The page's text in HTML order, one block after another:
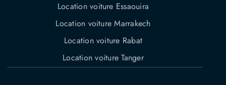
Location voiture Essaouira
Location voiture Marrakech
Location voiture Rabat
Location voiture Tanger